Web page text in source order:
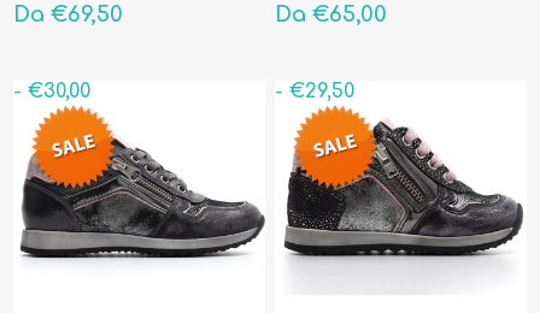
Da €69,50 Da €65,00
- €30,00 - €29,50